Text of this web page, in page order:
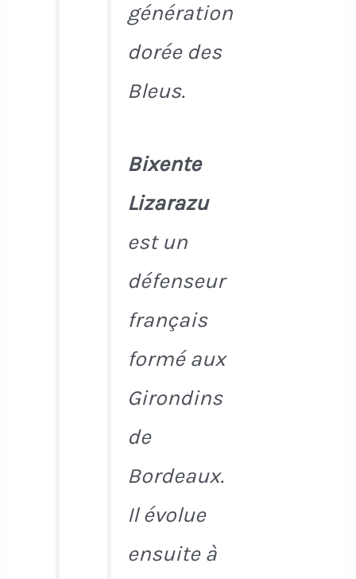
génération
dorée des
Bleus.
Bixente
Lizarazu
est un
défenseur
français
formé aux
Girondins
de
Bordeaux.
Il évolue
ensuite à